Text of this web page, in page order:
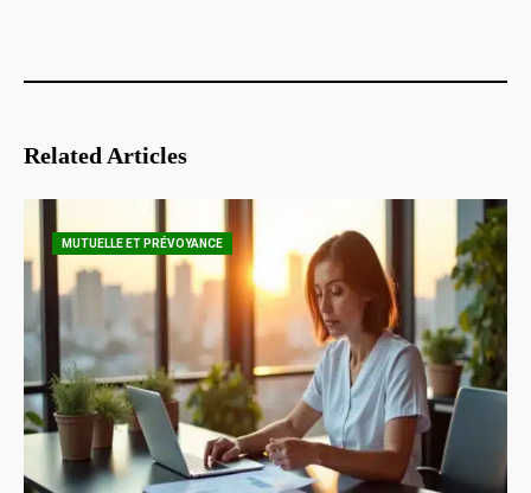
Related Articles
MUTUELLE ET PRÉVOYANCE